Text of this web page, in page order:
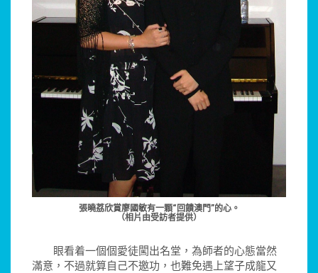
張曉荔欣賞廖國敏有一顆“回饋澳門”的心。
（相片由受訪者提供）
眼看着一個個愛徒闖出名堂，為師者的心態當然
滿意，不過就算自己不邀功，也難免遇上望子成龍又